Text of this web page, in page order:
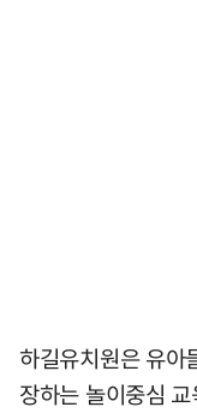
하길유치원은 유아
장하는 놀이중심